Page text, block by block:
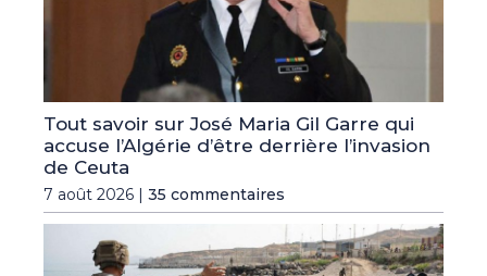
Tout savoir sur José Maria Gil Garre qui
accuse l’Algérie d’être derrière l’invasion
de Ceuta
7 août 2026 | 35 commentaires